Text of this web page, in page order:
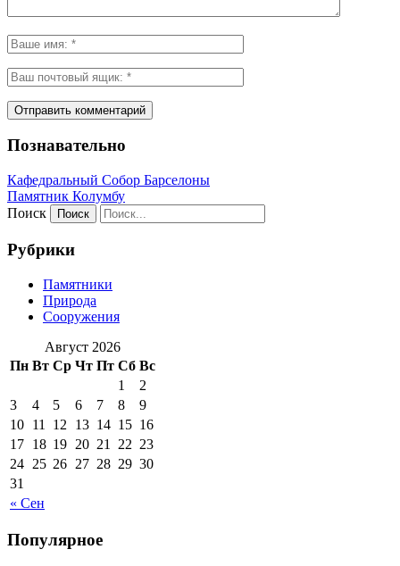
Познавательно
Кафeдрaльный Собор Барселоны
Пaмятник Колумбу
Поиск
Рубрики
Памятники
Природа
Сооружения
Август 2026
Пн Вт Ср Чт Пт Сб Вс
« Сен
1
2
3
4 5 6 7 8
9
10 11 12 13 14 15 16
17 18 19 20 21 22 23
24 25 26 27 28 29 30
31
Популярное